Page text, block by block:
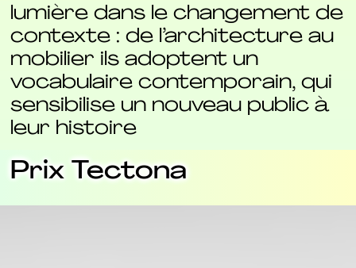
lumière dans le changement de
contexte : de l’architecture au
mobilier ils adoptent un
vocabulaire contemporain, qui
sensibilise un nouveau public à
leur histoire
Prix Tectona